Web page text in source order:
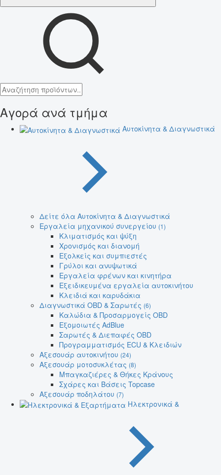
Αγορά ανά τμήμα
Αυτοκίνητα & Διαγνωστικά
Δείτε όλα Αυτοκίνητα & Διαγνωστικά
Εργαλεία μηχανικού συνεργείου (1)
Κλιματισμός και ψύξη
Χρονισμός και διανομή
Εξολκείς και συμπιεστές
Γρύλοι και ανυψωτικά
Εργαλεία φρένων και κινητήρα
Εξειδικευμένα εργαλεία αυτοκινήτου
Κλειδιά και καρυδάκια
Διαγνωστικά OBD & Σαρωτές (6)
Καλώδια & Προσαρμογείς OBD
Εξομοιωτές AdBlue
Σαρωτές & Διεπαφές OBD
Προγραμματισμός ECU & Κλειδιών
Αξεσουάρ αυτοκινήτου (24)
Αξεσουάρ μοτοσυκλέτας (8)
Μπαγκαζιέρες & Θήκες Κράνους
Σχάρες και Βάσεις Topcase
Αξεσουάρ ποδηλάτου (7)
Ηλεκτρονικά &